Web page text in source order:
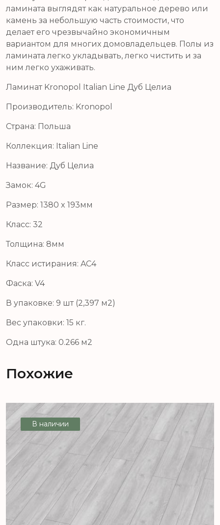
ламината выглядят как натуральное дерево или
камень за небольшую часть стоимости, что
делает его чрезвычайно экономичным
вариантом для многих домовладельцев. Полы из
ламината легко укладывать, легко чистить и за
ним легко ухаживать.
Ламинат Kronopol Italian Line Дуб Целиа
Производитель: Kronopol
Страна: Польша
Коллекция: Italian Line
Название: Дуб Целиа
Замок: 4G
Размер: 1380 x 193мм
Класс: 32
Толщина: 8мм
Класс истирания: AC4
Фаска: V4
В упаковке: 9 шт (2,397 м2)
Вес упаковки: 15 кг.
Одна штука: 0.266 м2
Похожие
В наличии